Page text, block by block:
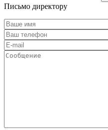
Письмо директору